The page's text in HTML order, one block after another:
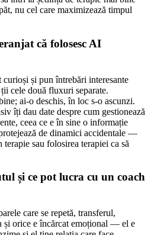
nu cel care maximizează timpul
că folosesc AI
și pun întrebări interesante
cele două fluxuri separate.
ai-o deschis, în loc s-o ascunzi.
îți dau date despre cum gestionează
ceea ce e în sine o informație
de dinamici accidentale —
sau folosirea terapiei ca să
și ce pot lucra cu un coach
care se repetă, transferul,
și orice e încărcat emoțional — el e